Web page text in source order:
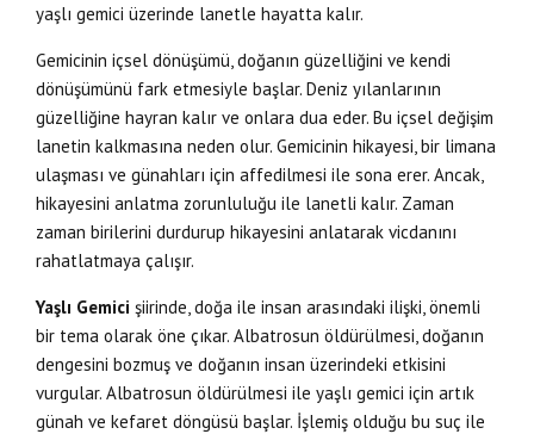
yaşlı gemici üzerinde lanetle hayatta kalır.
Gemicinin içsel dönüşümü, doğanın güzelliğini ve kendi
dönüşümünü fark etmesiyle başlar. Deniz yılanlarının
güzelliğine hayran kalır ve onlara dua eder. Bu içsel değişim
lanetin kalkmasına neden olur. Gemicinin hikayesi, bir limana
ulaşması ve günahları için affedilmesi ile sona erer. Ancak,
hikayesini anlatma zorunluluğu ile lanetli kalır. Zaman
zaman birilerini durdurup hikayesini anlatarak vicdanını
rahatlatmaya çalışır.
Yaşlı Gemici şiirinde, doğa ile insan arasındaki ilişki, önemli
bir tema olarak öne çıkar. Albatrosun öldürülmesi, doğanın
dengesini bozmuş ve doğanın insan üzerindeki etkisini
vurgular. Albatrosun öldürülmesi ile yaşlı gemici için artık
günah ve kefaret döngüsü başlar. İşlemiş olduğu bu suç ile